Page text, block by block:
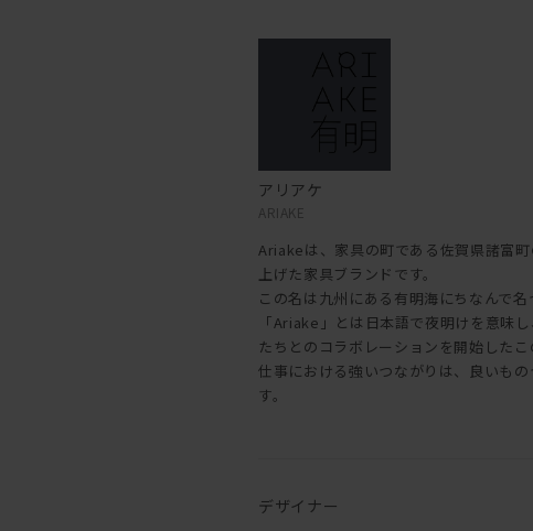
アリアケ
ARIAKE
Ariakeは、家具の町である佐賀県諸富
上げた家具ブランドです。
この名は九州にある有明海にちなんで名
「Ariake」とは日本語で夜明けを意味
たちとのコラボレーションを開始した
仕事における強いつながりは、良いも
す。
デザイナー